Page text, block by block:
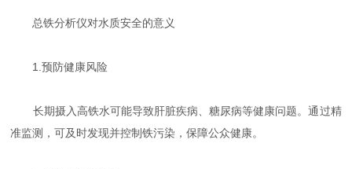
总铁分析仪对水质安全的意义
1.预防健康风险
长期摄入高铁水可能导致肝脏疾病、糖尿病等健康问题。通过精
准监测，可及时发现并控制铁污染，保障公众健康。